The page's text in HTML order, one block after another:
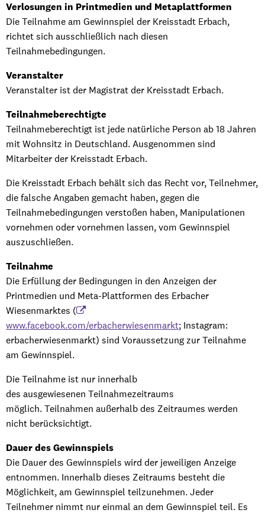
Verlosungen in Printmedien und Metaplattformen
Die Teilnahme am Gewinnspiel der Kreisstadt Erbach,
richtet sich ausschließlich nach diesen
Teilnahmebedingungen.
Veranstalter
Veranstalter ist der Magistrat der Kreisstadt Erbach.
Teilnahmeberechtigte
Teilnahmeberechtigt ist jede natürliche Person ab 18 Jahren
mit Wohnsitz in Deutschland. Ausgenommen sind
Mitarbeiter der Kreisstadt Erbach.
Die Kreisstadt Erbach behält sich das Recht vor, Teilnehmer,
die falsche Angaben gemacht haben, gegen die
Teilnahmebedingungen verstoßen haben, Manipulationen
vornehmen oder vornehmen lassen, vom Gewinnspiel
auszuschließen.
Teilnahme
Die Erfüllung der Bedingungen in den Anzeigen der
Printmedien und Meta-Plattformen des Erbacher
Wiesenmarktes (
www.facebook.com/erbacherwiesenmarkt; Instagram:
erbacherwiesenmarkt) sind Voraussetzung zur Teilnahme
am Gewinnspiel.
Die Teilnahme ist nur innerhalb
des ausgewiesenen Teilnahmezeitraums
möglich. Teilnahmen außerhalb des Zeitraumes werden
nicht berücksichtigt.
Dauer des Gewinnspiels
Die Dauer des Gewinnspiels wird der jeweiligen Anzeige
entnommen. Innerhalb dieses Zeitraums besteht die
Möglichkeit, am Gewinnspiel teilzunehmen. Jeder
Teilnehmer nimmt nur einmal an dem Gewinnspiel teil. Es